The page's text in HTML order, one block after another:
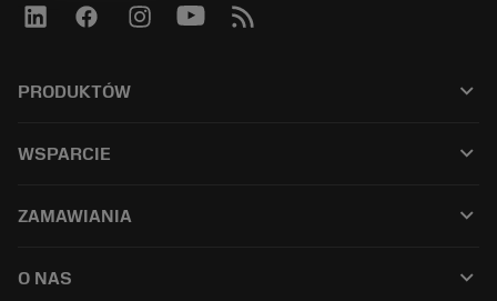
PRODUKTÓW keyboard_arrow_down
Całe oprogramowanie
WSPARCIE keyboard_arrow_down
Dystrybutorzy i specjaliści
ZAMAWIANIA keyboard_arrow_down
Zamówienie
O NAS keyboard_arrow_down